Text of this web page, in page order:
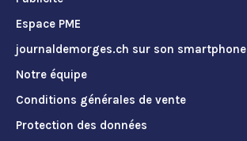
Espace PME
journaldemorges.ch sur son smartphone
Notre équipe
Conditions générales de vente
Protection des données